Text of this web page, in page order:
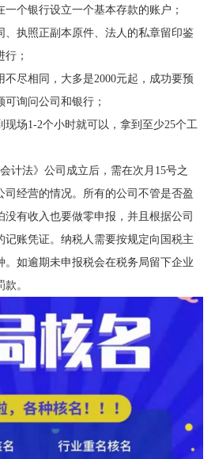
个银行设立一个基本存款的账户；
、执照正副本原件、法人的私章留印鉴
进行；
尽相同，大多是2000元起，成功要预
可询问公司和银行；
场1-2个小时就可以，拿到至少25个工
计法》公司成立后，需在次月15号之
经营的情况。所有的公司不管是否盈
有收入也要做零申报，并且根据公司
记账凭证。纳税人需要按规定向国税主
。如逾期未申报税会在税务局留下企业
。